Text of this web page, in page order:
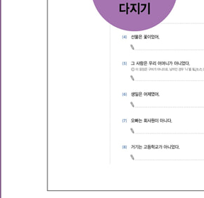
의 ない형에 연결되는 표현
의 ます형에 연결되는 표현
의 의지형에 연결되는 표현
품사의 보통체형에 연결되는 표현
마디ㆍ함께 배워야 이해하기 쉬운 표현들